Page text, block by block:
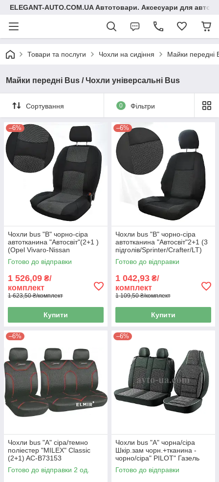
ELEGANT-AUTO.COM.UA Автотовари. Аксесуари для авто
Товари та послуги Чохли на сидіння Майки передні
Майки передні Bus / Чохли універсальні Bus
Сортування 0 Фільтри
–6%
Чохли bus "B" чорно-сіра
автотканина "Автосвіт"(2+1 )
(Opel Vivaro-Nissan
Primastar-Renault traffic)
Готово до відправки
1 526,09 ₴/
комплект
1 623,50 ₴/комплект
Купити
–6%
Чохли bus "B" чорно-сіра
автотканина "Автосвіт"2+1 (3
підголів/Sprinter/Crafter/LT)
(дешеві)
Готово до відправки
1 042,93 ₴/
комплект
1 109,50 ₴/комплект
Купити
–6%
Чохли bus "A" сіра/темно
поліестер "MILEX" Classic
(2+1) AC-B73153
Готово до відправки 2 од.
–6%
Чохли bus "A" чорна/сіра
Шкір.зам чорн.+тканина -
чорно/сіра" PILOT" Газель
(2+1)
Готово до відправки